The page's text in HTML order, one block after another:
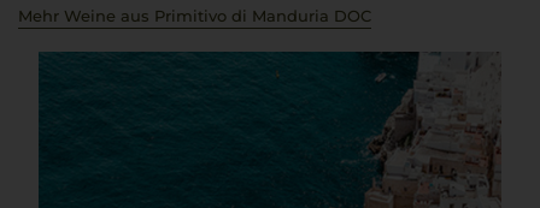
Mehr Weine aus Primitivo di Manduria DOC